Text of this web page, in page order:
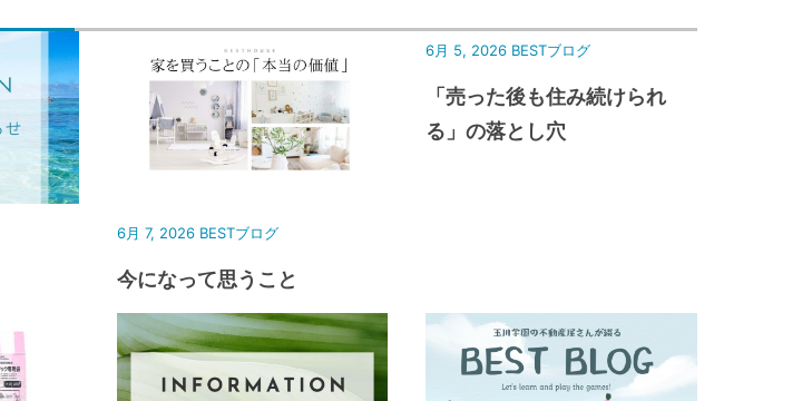
6月 7, 2026 BESTブログ
今になって思うこと
6月 5, 2026 BESTブログ
「売った後も住み続けられ
る」の落とし穴